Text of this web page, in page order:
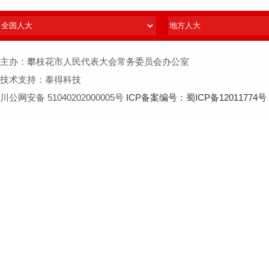
主办：攀枝花市人民代表大会常务委员会办公室
技术支持：泰得科技
川公网安备 51040202000005号 ICP备案编号：蜀ICP备12011774号